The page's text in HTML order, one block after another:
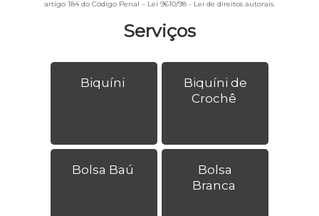
Serviços
Biquíni
Biquíni de
Crochê
Bolsa Baú
Bolsa
Branca
artigo 184 do Código Penal – Lei 9610/98 - Lei de direitos autorais.